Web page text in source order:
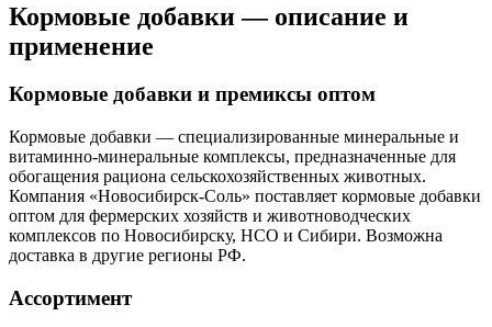
Кормовые добавки — описание и
применение
Кормовые добавки и премиксы оптом
Кормовые добавки — специализированные минеральные и
витаминно-минеральные комплексы, предназначенные для
обогащения рациона сельскохозяйственных животных.
Компания «Новосибирск-Соль» поставляет кормовые добавки
оптом для фермерских хозяйств и животноводческих
комплексов по Новосибирску, НСО и Сибири. Возможна
доставка в другие регионы РФ.
Ассортимент